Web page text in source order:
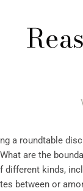
a roundtable
are the
different kinds,
between or